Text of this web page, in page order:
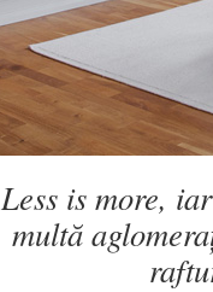
Less is more,
multă